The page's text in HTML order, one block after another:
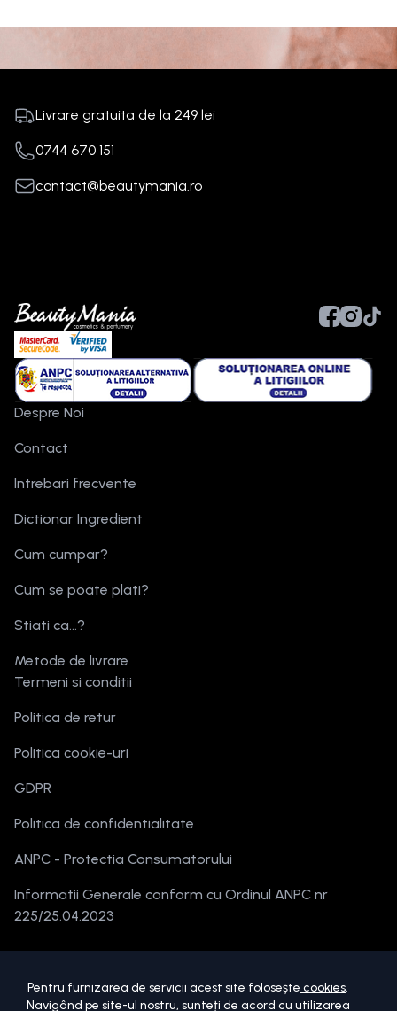
Livrare gratuita de la 249 lei
0744 670 151
contact@beautymania.ro
Despre Noi
Contact
Intrebari frecvente
Dictionar Ingredient
Cum cumpar?
Cum se poate plati?
Stiati ca...?
Metode de livrare
Termeni si conditii
Politica de retur
Politica cookie-uri
GDPR
Politica de confidentialitate
ANPC - Protectia Consumatorului
Informatii Generale conform cu Ordinul ANPC nr
225/25.04.2023
Pentru furnizarea de servicii acest site folosește cookies.
Navigând pe site-ul nostru, sunteți de acord cu utilizarea